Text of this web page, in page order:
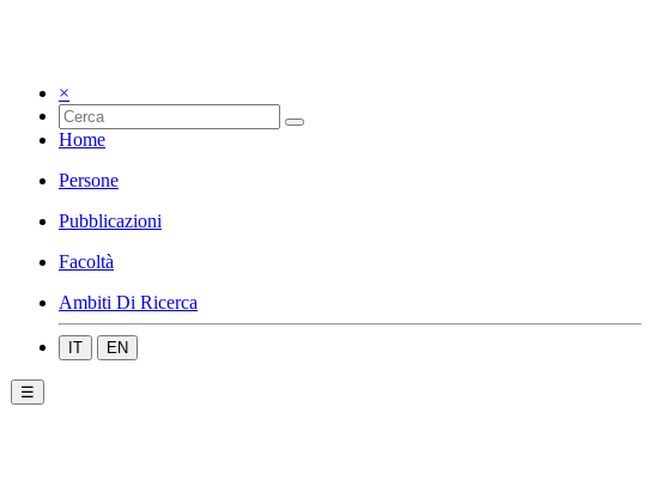
×
Home
Persone
Pubblicazioni
Facoltà
Ambiti Di Ricerca
IT EN
☰